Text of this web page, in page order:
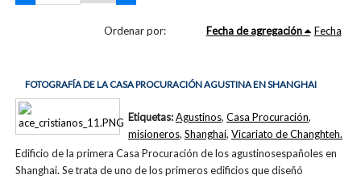
Ordenar por: Fecha de agregación Fecha
FOTOGRAFÍA DE LA CASA PROCURACIÓN AGUSTINA EN SHANGHAI
Edificio de la primera Casa Procuración de los agustinosespañoles en
Shanghai. Se trata de uno de los primeros edificios que diseñó
Etiquetas:Agustinos, Casa Procuración,
misioneros, Shanghai, Vicariato de Changhteh.